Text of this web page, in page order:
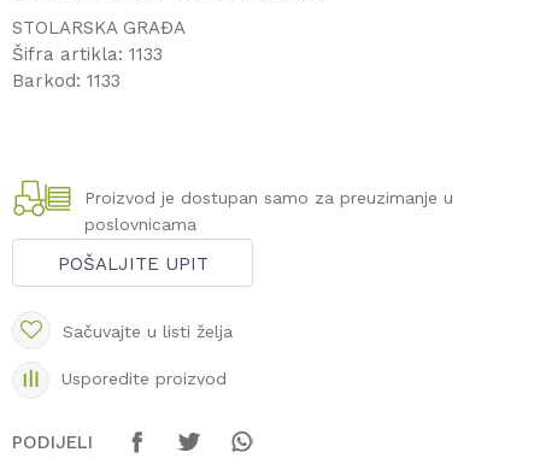
STOLARSKA GRAĐA
Šifra artikla: 1133
Barkod: 1133
Proizvod je dostupan samo za preuzimanje u
poslovnicama
POŠALJITE UPIT
Sačuvajte u listi želja
Usporedite proizvod
PODIJELI